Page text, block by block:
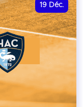
19 Déc.